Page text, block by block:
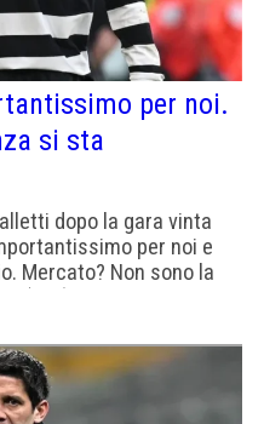
per noi.
si sta
dopo la gara vinta
per noi e
Mercato? Non sono la